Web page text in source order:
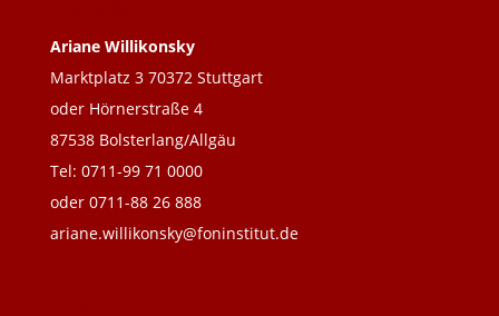
Ariane Willikonsky
Marktplatz 3 70372 Stuttgart
oder Hörnerstraße 4
87538 Bolsterlang/Allgäu
Tel: 0711-99 71 0000
oder 0711-88 26 888
ariane.willikonsky@foninstitut.de